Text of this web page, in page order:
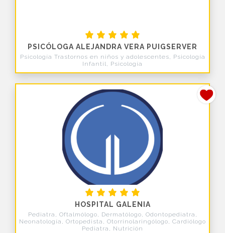
PSICÓLOGA ALEJANDRA VERA PUIGSERVER
Psicología Trastornos en niños y adolescentes, Psicología
Infantil, Psicología
HOSPITAL GALENIA
Pediatra, Oftalmólogo, Dermatólogo, Odontopediatra,
Neonatología, Ortopedista, Otorrinolaringólogo, Cardiólogo
Pediatra, Nutrición